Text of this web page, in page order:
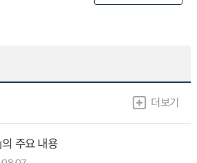
더보기
의 주요 내용